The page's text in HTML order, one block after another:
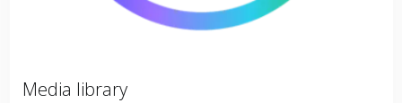
Media library